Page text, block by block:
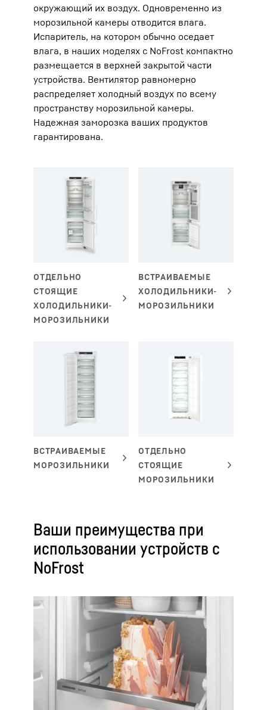
окружающий их воздух. Одновременно из
морозильной камеры отводится влага.
Испаритель, на котором обычно оседает
влага, в наших моделях с NoFrost компактно
размещается в верхней закрытой части
устройства. Вентилятор равномерно
распределяет холодный воздух по всему
пространству морозильной камеры.
Надежная заморозка ваших продуктов
гарантирована.
Ваши преимущества при
использовании устройств с
NoFrost